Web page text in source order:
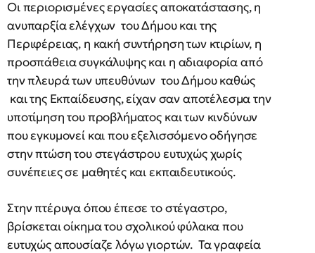
Οι περιορισμένες εργασίες αποκατάστασης, η
ανυπαρξία ελέγχων του Δήμου και της
Περιφέρειας, η κακή συντήρηση των κτιρίων, η
προσπάθεια συγκάλυψης και η αδιαφορία από
την πλευρά των υπευθύνων του Δήμου καθώς
και της Εκπαίδευσης, είχαν σαν αποτέλεσμα την
υποτίμηση του προβλήματος και των κινδύνων
που εγκυμονεί και που εξελισσόμενο οδήγησε
στην πτώση του στεγάστρου ευτυχώς χωρίς
συνέπειες σε μαθητές και εκπαιδευτικούς.
Στην πτέρυγα όπου έπεσε το στέγαστρο,
βρίσκεται οίκημα του σχολικού φύλακα που
ευτυχώς απουσίαζε λόγω γιορτών. Τα γραφεία